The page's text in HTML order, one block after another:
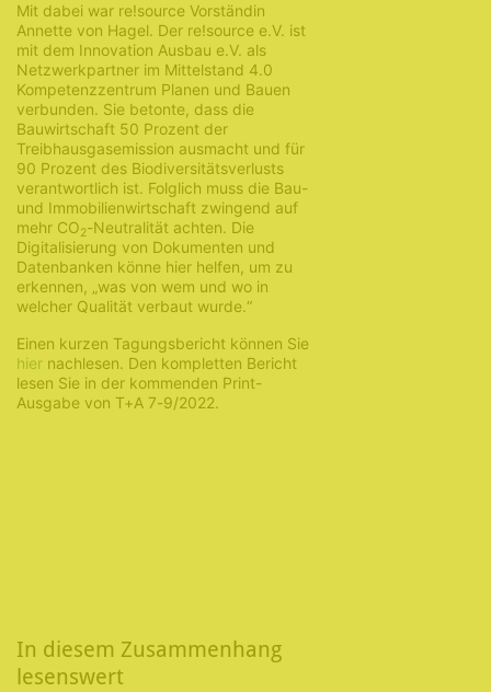
Mit dabei war re!source Vorständin
Annette von Hagel. Der re!source e.V. ist
mit dem Innovation Ausbau e.V. als
Netzwerkpartner im Mittelstand 4.0
Kompetenzzentrum Planen und Bauen
verbunden. Sie betonte, dass die
Bauwirtschaft 50 Prozent der
Treibhausgasemission ausmacht und für
90 Prozent des Biodiversitätsverlusts
verantwortlich ist. Folglich muss die Bau-
und Immobilienwirtschaft zwingend auf
mehr CO2-Neutralität achten. Die
Digitalisierung von Dokumenten und
Datenbanken könne hier helfen, um zu
erkennen, „was von wem und wo in
welcher Qualität verbaut wurde.“
Einen kurzen Tagungsbericht können Sie
hier nachlesen. Den kompletten Bericht
lesen Sie in der kommenden Print-
Ausgabe von T+A 7-9/2022.
In diesem Zusammenhang
lesenswert